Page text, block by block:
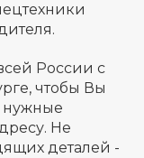
России с
чтобы Вы
нужные
Не
деталей -